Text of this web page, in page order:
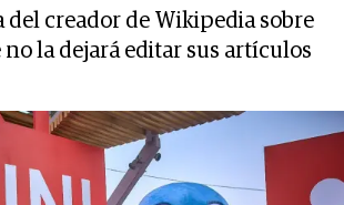
del creador de Wikipedia sobre
la dejará editar sus artículos